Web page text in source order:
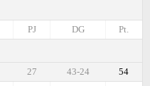
Pt.
DG
PJ
54
43-24
27